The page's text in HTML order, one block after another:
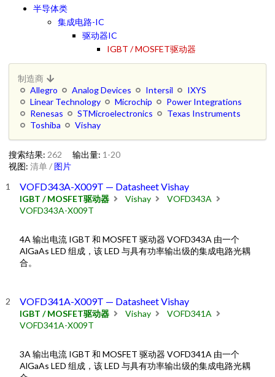
半导体类
集成电路-IC
驱动器IC
IGBT / MOSFET驱动器
制造商
Allegro
Analog Devices Intersil
IXYS
Linear Technology
Microchip
Power Integrations
Renesas
STMicroelectronics
Texas Instruments
Toshiba
Vishay
搜索结果: 262 输出量: 1-20
视图: 清单/ 图片
VOFD343A-X009T — Datasheet Vishay
IGBT / MOSFET驱动器 Vishay
VOFD343A
VOFD343A-X009T
4A 输出电流 IGBT 和 MOSFET 驱动器 VOFD343A 由一个
AlGaAs LED 组成，该 LED 与具有功率输出级的集成电路光耦
合。
VOFD341A-X009T — Datasheet Vishay
IGBT / MOSFET驱动器 Vishay
VOFD341A
VOFD341A-X009T
3A 输出电流 IGBT 和 MOSFET 驱动器 VOFD341A 由一个
AlGaAs LED 组成，该 LED 与具有功率输出级的集成电路光耦